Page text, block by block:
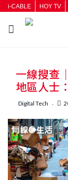
i-CABLE HOY TV
一線搜查
地區人士
Digital Tech